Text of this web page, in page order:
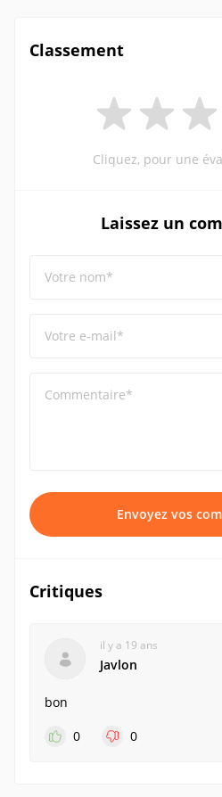
Classement
Cliquez, pour une
Laissez un
Votre nom*
Votre e-mail*
Commentaire*
Envoyez vos
Critiques
il y a 19 ans
Javlon
bon
0
0